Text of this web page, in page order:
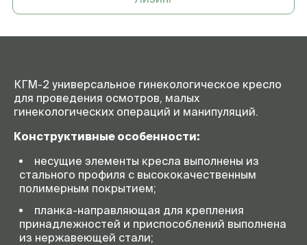
Продольный наклон панели
кресла (Тренделенбург/
не менее 20º/10°
комплектация)
Напряжение питания
электропривода
24 В
Напряжение питания кресла
50 Гц
КГМ-2 универсальное гинекологическое кресло
для проведения осмотров, малых
гинекологических операций и манипуляций.
Конструктивные особенности:
несущие элементы кресла выполнены из
стального профиля с высококачественным
полимерным покрытием;
планка-направляющая для крепления
принадлежностей и приспособлений выполнена
из нержавеющей стали;